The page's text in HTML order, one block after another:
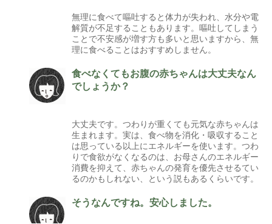
無理に食べて嘔吐すると体力が失われ、水分や電
解質が不足することもあります。嘔吐してしまう
ことで不安感が増す方も多いと思いますから、無
理に食べることはおすすめしません。
食べなくてもお腹の赤ちゃんは大丈夫なん
でしょうか？
大丈夫です。つわりが重くても元気な赤ちゃんは
生まれます。実は、食べ物を消化・吸収すること
は思っている以上にエネルギーを使います。つわ
りで食欲がなくなるのは、お母さんのエネルギー
消費を抑えて、赤ちゃんの発育を優先させるてい
るのかもしれない、という説もあるくらいです。
そうなんですね。安心しました。